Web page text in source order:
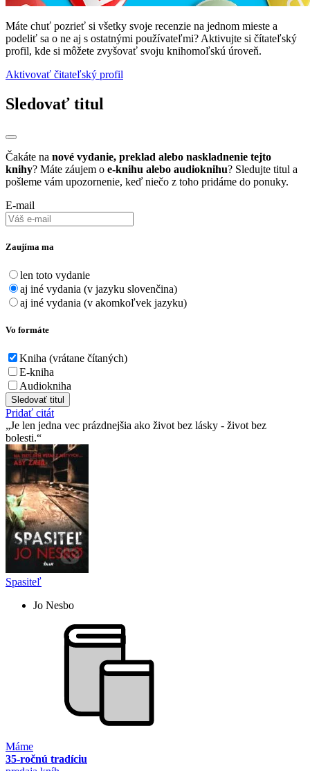
Máte chuť pozrieť si všetky svoje recenzie na jednom mieste a
podeliť sa o ne aj s ostatnými používateľmi? Aktivujte si čítateľský
profil, kde si môžete zvyšovať svoju knihomoľskú úroveň.
Aktivovať čitateľský profil
Sledovať titul
Čakáte na nové vydanie, preklad alebo naskladnenie tejto
knihy? Máte záujem o e-knihu alebo audioknihu? Sledujte titul a
pošleme vám upozornenie, keď niečo z toho pridáme do ponuky.
E-mail
Zaujíma ma
len toto vydanie
aj iné vydania (v jazyku slovenčina)
aj iné vydania (v akomkoľvek jazyku)
Vo formáte
Kniha (vrátane čítaných)
E-kniha
Audiokniha
Sledovať titul
Pridať citát
Je len jedna vec prázdnejšia ako život bez lásky - život bez
bolesti.
Spasiteľ
Jo Nesbo
Máme
35-ročnú tradíciu